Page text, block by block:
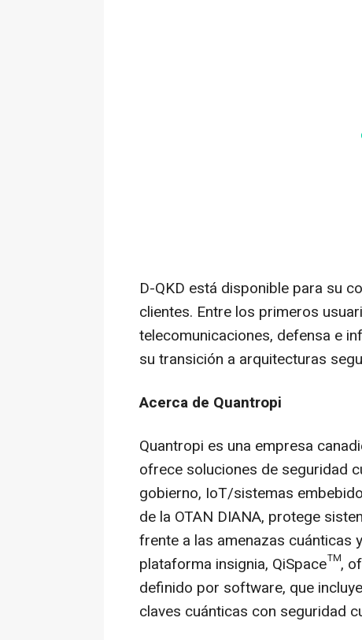
D-QKD está disponible para su
clientes. Entre los primeros
telecomunicaciones, defensa e
su transición a arquitecturas
Acerca de Quantropi
Quantropi es una empresa
ofrece soluciones de seguridad
gobierno, IoT/sistemas
de la OTAN DIANA, protege
frente a las amenazas cuánticas
plataforma insignia, QiSpace™,
definido por software, que
claves cuánticas con seguridad